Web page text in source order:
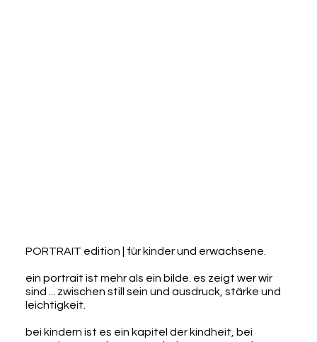
PORTRAIT edition | für kinder und erwachsene.
ein portrait ist mehr als ein bilde. es zeigt wer wir
sind ... zwischen still sein und ausdruck, stärke und
leichtigkeit.
bei kindern ist es ein kapitel der kindheit, bei